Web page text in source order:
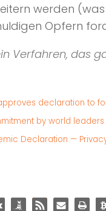
werden
Opfern
Verfahren, das
declaration to
by world
Declaration —